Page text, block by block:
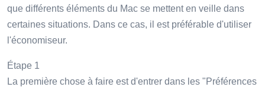
que différents éléments du Mac se mettent en veille dans
certaines situations. Dans ce cas, il est préférable d'utiliser
l'économiseur.
Étape 1
La première chose à faire est d'entrer dans les "Préférences